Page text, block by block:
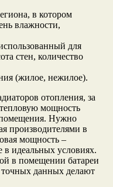
в котором
влажности,
для
стен, количество
(жилое, нежилое).
отопления, за
мощность
помещения. Нужно
производителями в
мощность –
в идеальных условиях.
в помещении батареи
точных данных делают